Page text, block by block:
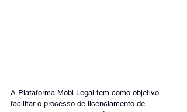
A Plataforma Mobi Legal tem como objetivo
facilitar o processo de licenciamento de